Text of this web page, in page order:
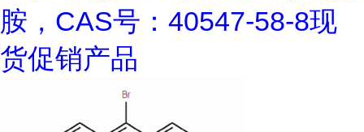
胺，CAS号：40547-58-8现
货促销产品